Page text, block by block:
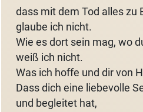
dass mit dem Tod alles zu
glaube ich nicht.
Wie es dort sein mag, wo
weiß ich nicht.
Was ich hoffe und dir von
Dass dich eine liebevolle
und begleitet hat,